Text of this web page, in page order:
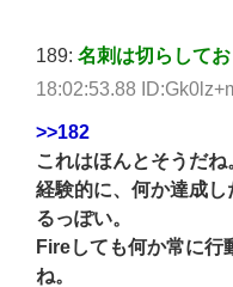
189: 名刺は切らして
18:02:53.88
>>182
これはほんとそうだね
経験的に、何か達成
るっぽい。
Fireしても何か常に行
ね。